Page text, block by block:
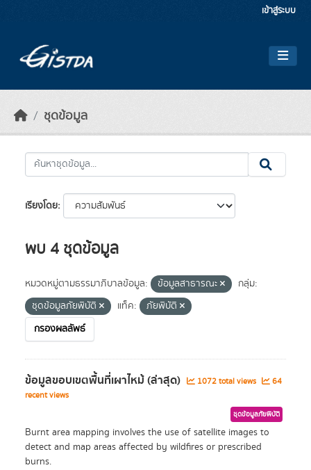
เข้าสู่ระบบ
ชุดข้อมูล
เรียงโดย
พบ 4 ชุดข้อมูล
หมวดหมู่ตามธรรมาภิบาลข้อมูล: ข้อมูลสาธารณะ
กลุ่ม:
ชุดข้อมูลภัยพิบัติ
แท็ค:
ภัยพิบัติ
กรองผลลัพธ์
ข้อมูลขอบเขตพื้นที่เผาไหม้ (ล่าสุด) 1072 total views
64
recent views
ชุดข้อมูลภัยพิบัติ
Burnt area mapping involves the use of satellite images to
detect and map areas affected by wildfires or prescribed
burns.